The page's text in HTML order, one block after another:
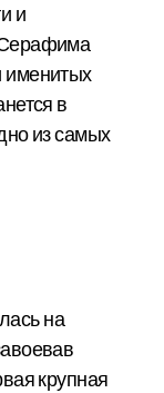
и
Серафима
именитых
в
из самых
на
крупная